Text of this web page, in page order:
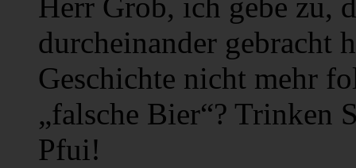
Herr Grob, ich gebe zu,
durcheinander gebracht
Geschichte nicht mehr
„falsche Bier“? Trinken
Pfui!